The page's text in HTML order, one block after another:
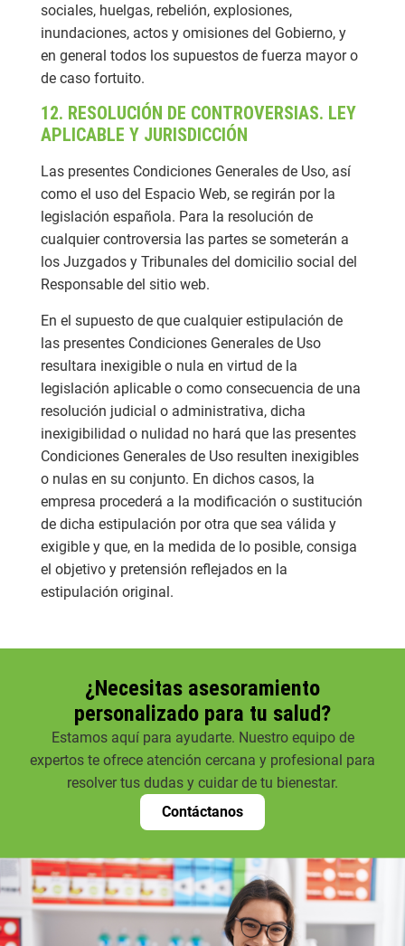
sociales, huelgas, rebelión, explosiones,
inundaciones, actos y omisiones del Gobierno, y
en general todos los supuestos de fuerza mayor o
de caso fortuito.
12. RESOLUCIÓN DE CONTROVERSIAS. LEY
APLICABLE Y JURISDICCIÓN
Las presentes Condiciones Generales de Uso, así
como el uso del Espacio Web, se regirán por la
legislación española. Para la resolución de
cualquier controversia las partes se someterán a
los Juzgados y Tribunales del domicilio social del
Responsable del sitio web.
En el supuesto de que cualquier estipulación de
las presentes Condiciones Generales de Uso
resultara inexigible o nula en virtud de la
legislación aplicable o como consecuencia de una
resolución judicial o administrativa, dicha
inexigibilidad o nulidad no hará que las presentes
Condiciones Generales de Uso resulten inexigibles
o nulas en su conjunto. En dichos casos, la
empresa procederá a la modificación o sustitución
de dicha estipulación por otra que sea válida y
exigible y que, en la medida de lo posible, consiga
el objetivo y pretensión reflejados en la
estipulación original.
¿Necesitas asesoramiento
personalizado para tu salud?
Estamos aquí para ayudarte. Nuestro equipo de
expertos te ofrece atención cercana y profesional para
resolver tus dudas y cuidar de tu bienestar.
Contáctanos